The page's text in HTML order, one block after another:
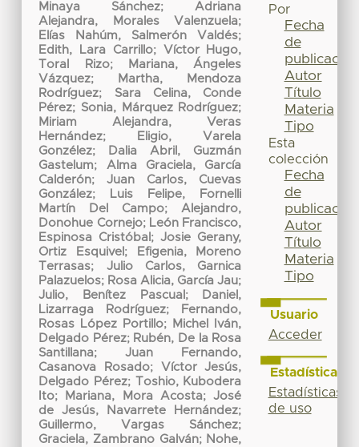
Minaya Sánchez;Adriana
Alejandra, Morales Valenzuela;
Elías Nahúm, Salmerón Valdés;
Edith, Lara Carrillo; Víctor Hugo,
Toral Rizo;
Mariana, Ángeles
Vázquez;
Martha, Mendoza
Rodríguez; Sara Celina, Conde
Pérez; Sonia, Márquez Rodríguez;
Miriam Alejandra, Veras
Hernández;
Eligio, Varela
Gonzélez;
Dalia Abril, Guzmán
Gastelum; Alma Graciela, García
Calderón;Juan Carlos, Cuevas
González;
Luis Felipe, Fornelli
Martín Del Campo;Alejandro,
Donohue Cornejo; León Francisco,
Espinosa Cristóbal ;Josie Gerany,
Ortiz Esquivel ;
Efigenia, Moreno
Terrasas; Julio Carlos, Garnica
Palazuelos; Rosa Alicia, García Jau;
Julio, Benítez Pascual ;
Daniel,
Lizarraga Rodríguez;
Fernando,
Rosas López Portillo;
Michel Iván,
Delgado Pérez; Rubén, De la Rosa
Santillana;Juan Fernando,
Casanova Rosado; Víctor Jesús,
Delgado Pérez;
Toshio, Kubodera
Ito; Mariana, Mora Acosta;José
de Jesús, Navarrete Hernández;
Guillermo, Vargas Sánchez;
Graciela, Zambrano Galván; Nohe,
Por
Fecha
de
publicación
Autor
Título
Materia
Tipo
Esta
colección
Fecha
de
publicación
Autor
Título
Materia
Tipo
Usuario
Acceder
Estadísticas
Estadísticas
de uso